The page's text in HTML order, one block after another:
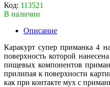
Код: 113521
В наличии
Описание
Каракурт супер приманка 4
поверхность которой
пищевых компонентов
прилипая к поверхности
как при контакте мух с